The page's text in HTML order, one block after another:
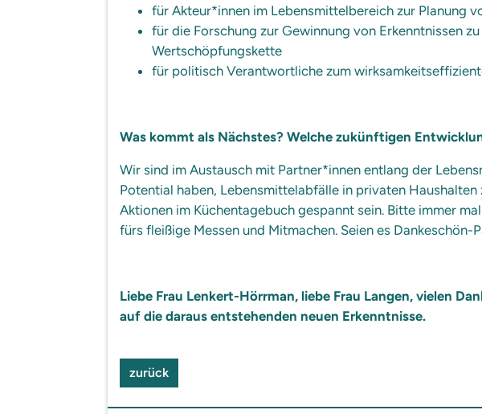
für Akteur*innen im Lebensmittelbereich zur Planung
für die Forschung zur Gewinnung von Erkenntnissen
Wertschöpfungskette
für politisch Verantwortliche zum
Was kommt als Nächstes? Welche zukünftigen
Wir sind im Austausch mit Partner*innen entlang der
Potential haben, Lebensmittelabfälle in privaten
Aktionen im Küchentagebuch gespannt sein. Bitte immer
fürs fleißige Messen und Mitmachen. Seien es
Liebe Frau Lenkert-Hörrman, liebe Frau Langen, vielen
auf die daraus entstehenden neuen Erkenntnisse.
zurück